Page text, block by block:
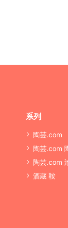
系列
陶芸.com
陶芸.com
陶芸.com
酒蔵 鞍